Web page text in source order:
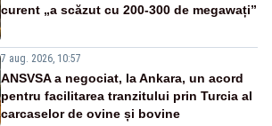
curent „a scăzut cu 200-300 de megawați”
7 aug. 2026, 10:57
ANSVSA a negociat, la Ankara, un acord
pentru facilitarea tranzitului prin Turcia al
carcaselor de ovine și bovine